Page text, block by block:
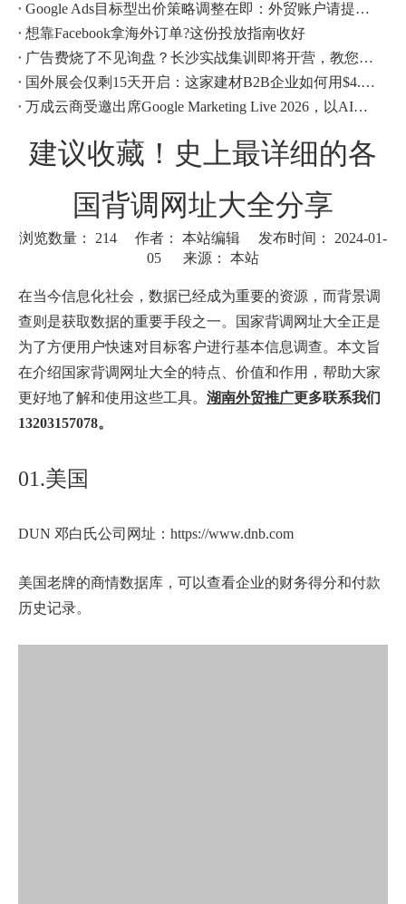
Google Ads目标型出价策略调整在即：外贸账户请提前校准
想靠Facebook拿海外订单?这份投放指南收好
广告费烧了不见询盘？长沙实战集训即将开营，教您SEM投放+GEO流量收割，把预算变成真订单
国外展会仅剩15天开启：这家建材B2B企业如何用$4.1撬动近500条本地经销商线索？
万成云商受邀出席Google Marketing Live 2026，以AI之力领航出海增长新浪潮
建议收藏！史上最详细的各
国背调网址大全分享
浏览数量： 214 作者： 本站编辑 发布时间： 2024-01-
05 来源： 本站
在当今信息化社会，数据已经成为重要的资源，而背景调
查则是获取数据的重要手段之一。国家背调网址大全正是
为了方便用户快速对目标客户进行基本信息调查。本文旨
在介绍国家背调网址大全的特点、价值和作用，帮助大家
更好地了解和使用这些工具。 湖南外贸推广更多联系我们
13203157078。
01.美国
DUN 邓白氏公司网址：https://www.dnb.com
美国老牌的商情数据库，可以查看企业的财务得分和付款
历史记录。